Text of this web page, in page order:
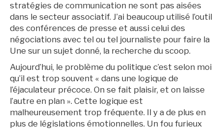
stratégies de communication ne sont pas aisées
dans le secteur associatif. J’ai beaucoup utilisé l’outil
des conférences de presse et aussi celui des
négociations avec tel ou tel journaliste pour faire la
Une sur un sujet donné, la recherche du scoop.
Aujourd’hui, le problème du politique c’est selon moi
qu’il est trop souvent « dans une logique de
l’éjaculateur précoce. On se fait plaisir, et on laisse
l’autre en plan ». Cette logique est
malheureusement trop fréquente. Il y a de plus en
plus de législations émotionnelles. Un fou furieux